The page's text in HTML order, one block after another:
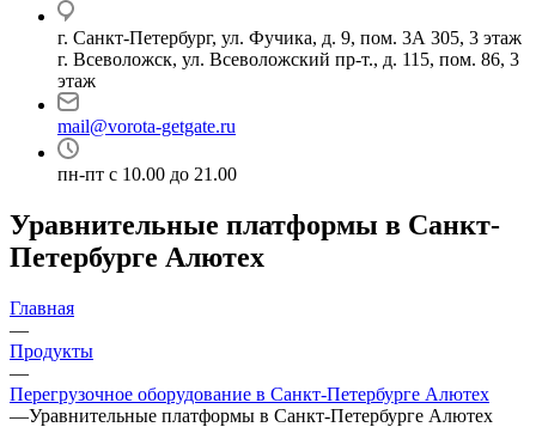
г. Санкт-Петербург, ул. Фучика, д. 9, пом. 3А 305, 3 этаж
г. Всеволожск, ул. Всеволожский пр-т., д. 115, пом. 86, 3
этаж
mail@vorota-getgate.ru
пн-пт c 10.00 до 21.00
Уравнительные платформы в Санкт-
Петербурге Алютех
Главная
—
Продукты
—
Перегрузочное оборудование в Санкт-Петербурге Алютех
—Уравнительные платформы в Санкт-Петербурге Алютех